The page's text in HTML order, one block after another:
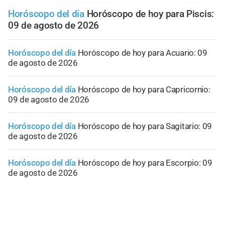
Horóscopo del día Horóscopo de hoy para Piscis:
09 de agosto de 2026
Horóscopo del día Horóscopo de hoy para Acuario: 09
de agosto de 2026
Horóscopo del día Horóscopo de hoy para Capricornio:
09 de agosto de 2026
Horóscopo del día Horóscopo de hoy para Sagitario: 09
de agosto de 2026
Horóscopo del día Horóscopo de hoy para Escorpio: 09
de agosto de 2026